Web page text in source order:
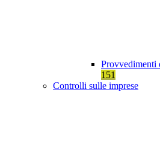
Provvedimenti
151
Controlli sulle imprese